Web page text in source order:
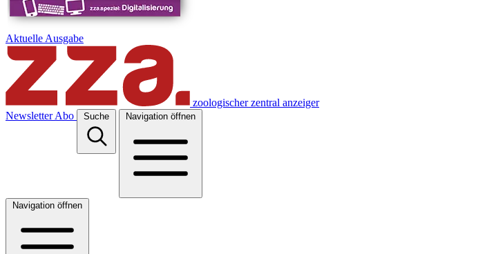
Aktuelle Ausgabe
zoologischer zentral anzeiger
Newsletter Abo Suche Navigation öffnen
Navigation öffnen